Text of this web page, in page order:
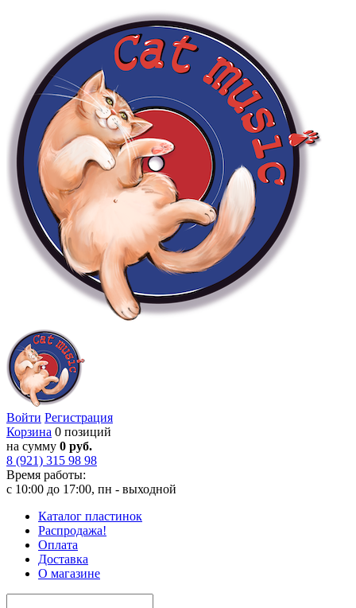
Войти Регистрация
Корзина 0 позиций
на сумму 0 руб.
8 (921) 315 98 98
Время работы:
с 10:00 до 17:00, пн - выходной
Каталог пластинок
Распродажа!
Оплата
Доставка
О магазине